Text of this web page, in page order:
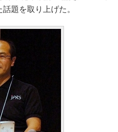
題を取り上げた。